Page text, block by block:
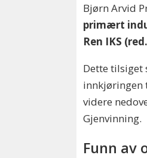
Bjørn Arvid
primært
Ren IKS
Dette tilsiget
innkjøringen
videre
Gjenvinning.
Funn av